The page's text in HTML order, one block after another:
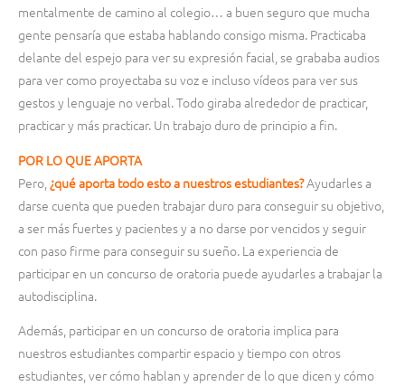
mentalmente de camino al colegio… a buen seguro que mucha
gente pensaría que estaba hablando consigo misma. Practicaba
delante del espejo para ver su expresión facial, se grababa audios
para ver como proyectaba su voz e incluso vídeos para ver sus
gestos y lenguaje no verbal. Todo giraba alrededor de practicar,
practicar y más practicar. Un trabajo duro de principio a fin.
POR LO QUE APORTA
Pero, ¿qué aporta todo esto a nuestros estudiantes?Ayudarles a
darse cuenta que pueden trabajar duro para conseguir su objetivo,
a ser más fuertes y pacientes y a no darse por vencidos y seguir
con paso firme para conseguir su sueño. La experiencia de
participar en un concurso de oratoria puede ayudarles a trabajar la
autodisciplina.
Además, participar en un concurso de oratoria implica para
nuestros estudiantes compartir espacio y tiempo con otros
estudiantes, ver cómo hablan y aprender de lo que dicen y cómo